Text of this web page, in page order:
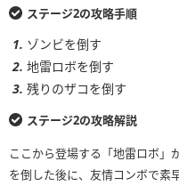
ステージ2の攻略手順
ゾンビを倒す
地雷ロボを倒す
残りのザコを倒す
ステージ2の攻略解説
ここから登場する「地雷ロボ」
を倒した後に、友情コンボで素